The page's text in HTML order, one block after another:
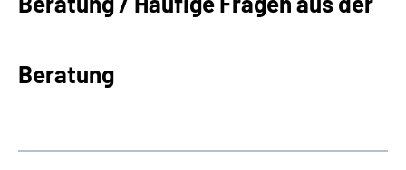
Rente
Über uns & Presse
Beratung